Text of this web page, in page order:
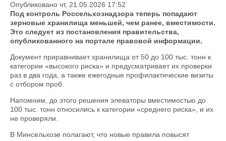
Опубликовано чт, 21.05.2026 17:52
Под контроль Россельхознадзора теперь попадают
зерновые хранилища меньшей, чем ранее, вместимости.
Это следует из постановления правительства,
опубликованного на портале правовой информации.
Документ приравнивает хранилища от 50 до 100 тыс. тонн к
категории «высокого риска» и предусматривает их проверки
раз в два года, а также ежегодные профилактические визиты
с отбором проб.
Напомним, до этого решения элеваторы вместимостью до
100 тыс. тонн относились к категории «среднего риска», и их
не проверяли.
В Минсельхозе полагают, что новые правила повысят